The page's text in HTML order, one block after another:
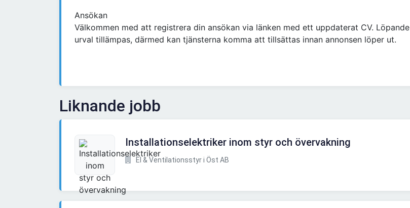
Ansökan
Välkommen med att registrera din ansökan via länken med ett uppdaterat CV. Löpande
urval tillämpas, därmed kan tjänsterna komma att tillsättas innan annonsen löper ut.
Liknande jobb
Installationselektriker inom styr och övervakning
El & Ventilationsstyr i Öst AB